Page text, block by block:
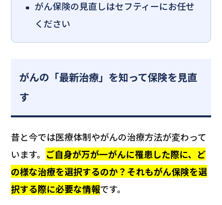
がん保険の見直しはセフティーにお任せ
ください
がんの「最新治療」を知って保険を見直
す
昔と今では医療体制やがんの治療方法が変わって
います。 ご自身が万が一がんに罹患した際に、ど
の様な治療を選択するのか？それもがん保険を選
択する際に必要な情報です。